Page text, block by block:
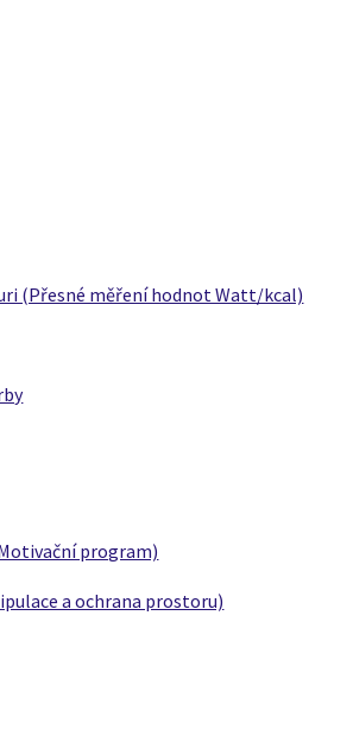
(Přesné měření hodnot Watt/kcal)
program)
a ochrana prostoru)